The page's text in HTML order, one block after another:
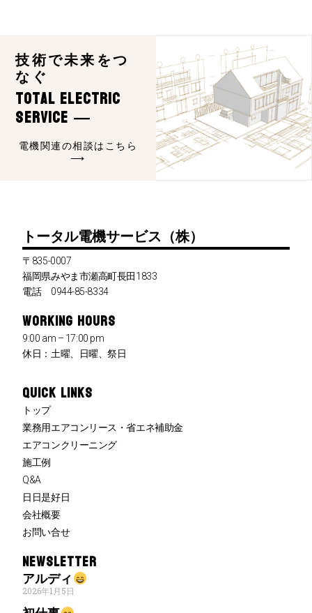
技術で未来をつ
なぐ
Total Electric
Service ―
電機関連の相談はこちら
⟶
トータル電機サービス（株）
〒835-0007
福岡県みやま市瀬高町長田1833
電話 0944-85-8334
WORKING HOURS
9:00 am – 17:00 pm
休日：土曜、日曜、祭日
QUICK LINKS
トップ
業務用エアコンリース・省エネ補助金
エアコンクリーニング
施工例
Q&A
日日是好日
会社概要
お問い合せ
NEWSLETTER
アルディ
2026年1月5日